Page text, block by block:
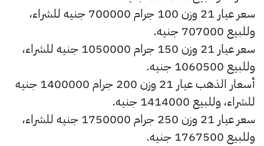
سعر عيار 21 وزن 100 جرام 700000 جنيه للشراء،
وللبيع 707000 جنيه.
سعر عيار 21 وزن 150 جرام 1050000 جنيه للشراء،
وللبيع 1060500 جنيه.
أسعار الذهب عيار 21 وزن 200 جرام 1400000 جنيه
للشراء، وللبيع 1414000 جنيه.
سعر عيار 21 وزن 250 جرام 1750000 جنيه للشراء،
وللبيع 1767500 جنيه.